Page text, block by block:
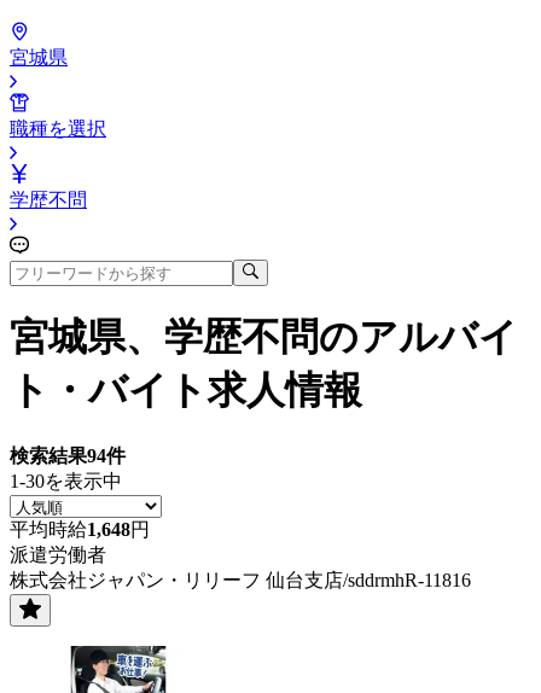
宮城県
職種を選択
学歴不問
宮城県、学歴不問のアルバイ
ト・バイト求人情報
検索結果94件
1-30を表示中
平均時給1,648円
派遣労働者
株式会社ジャパン・リリーフ 仙台支店/sddrmhR-11816